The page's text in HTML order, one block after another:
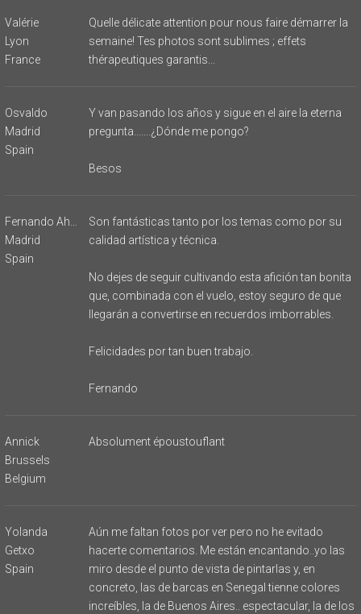
Valérie
Lyon
France
Quelle délicate attention pour nous faire démarrer la
semaine! Tes photos sont sublimes ; effets
thérapeutiques garantis...
Osvaldo
Madrid
Spain
Y van pasando los años y sigue en el aire la eterna
pregunta.......¿Dónde me pongo?
Besos
Madrid
Spain
Son fantásticas tanto por los temas como por su
calidad artística y técnica.
No dejes de seguir cultivando esta afición tan bonita
que, combinada con el vuelo, estoy seguro de que
llegarán a convertirse en recuerdos imborrables.
Felicidades por tan buen trabajo.
Fernando
Annick
Brussels
Belgium
Absolument époustouflant
Yolanda
Getxo
Spain
Aún me faltan fotos por ver pero no he evitado
hacerte comentarios. Me están encantando..yo las
miro desde el punto de vista de pintarlas y, en
concreto, las de barcas en Senegal tienne colores
increíbles, la de Buenos Aires.. espectacular, la de los